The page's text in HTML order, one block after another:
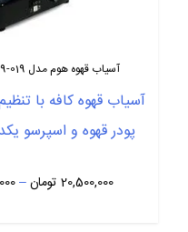
آسیاب قهوه هوم مدل C19-019 توان 300 وات
آسیاب قهوه کافه با
پودر قهوه‌ و اسپرسو
20,500,000 تومان –